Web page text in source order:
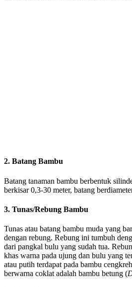
2. Batang Bambu
Batang tanaman bambu berbentuk
berkisar 0,3-30 meter, batang
3. Tunas/Rebung Bambu
Tunas atau batang bambu muda yang
dengan rebung. Rebung ini tumbuh
dari pangkal bulu yang sudah tua.
khas warna pada ujung dan bulu yang
atau putih terdapat pada bambu
berwarna coklat adalah bambu betung (